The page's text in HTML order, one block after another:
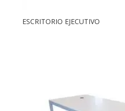
ESCRITORIO EJECUTIVO